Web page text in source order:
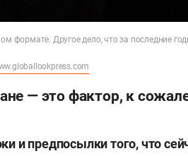
формате. Другое дело, что за последние
— это фактор, к
и предпосылки того, что